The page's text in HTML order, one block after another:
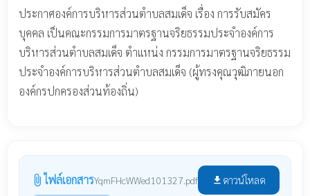
ประกาศองค์การบริหารส่วนตำบลสมเด็จ เรื่อง การรับสมัคร
บุคคล เป็นคณะกรรมการมาตรฐานจริยธรรมประจำองค์การ
บริหารส่วนตำบลสมเด็จ ตำแหน่ง กรรมการมาตรฐานจริยธรรม
ประจำองค์การบริหารส่วนตำบลสมเด็จ (ผู้ทรงคุณวุฒิภายนอก
องค์กรปกครองส่วนท้องถิ่น)
attach_file ไฟล์เอกสารYqmFHcWWed101327.pdf file_download ดาวน์โหลด